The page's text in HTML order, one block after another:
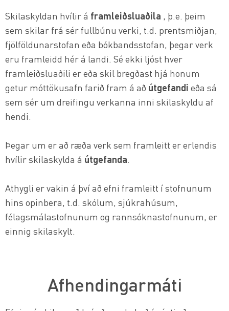
Skilaskyldan hvílir á framleiðsluaðila , þ.e. þeim
sem skilar frá sér fullbúnu verki, t.d. prentsmiðjan,
fjölföldunarstofan eða bókbandsstofan, þegar verk
eru framleidd hér á landi. Sé ekki ljóst hver
framleiðsluaðili er eða skil bregðast hjá honum
getur móttökusafn farið fram á að útgefandi eða sá
sem sér um dreifingu verkanna inni skilaskyldu af
hendi.
Þegar um er að ræða verk sem framleitt er erlendis
hvílir skilaskylda á útgefanda.
Athygli er vakin á því að efni framleitt í stofnunum
hins opinbera, t.d. skólum, sjúkrahúsum,
félagsmálastofnunum og rannsóknastofnunum, er
einnig skilaskylt.
Afhendingarmáti